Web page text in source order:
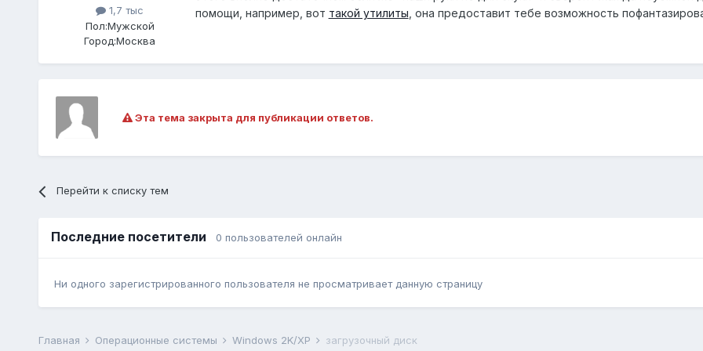
1,7 тыс
Пол:Мужской
Город:Москва
помощи, например, вот такой утилиты , она предоставит тебе возможность
Эта тема закрыта для публикации ответов.
Перейти к списку тем
Последние посетители 0 пользователей онлайн
Ни одного зарегистрированного пользователя не просматривает данную страницу
Главная Операционные системы Windows 2K/XP загрузочный диск